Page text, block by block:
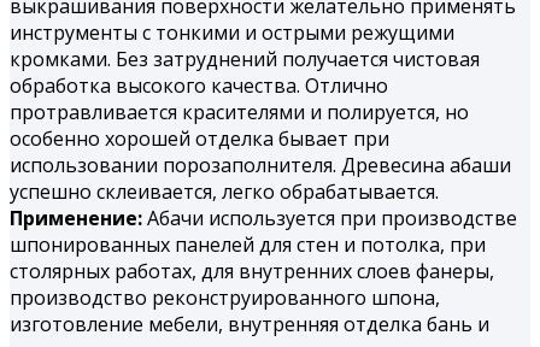
выкрашивания поверхности желательно применять
инструменты с тонкими и острыми режущими
кромками. Без затруднений получается чистовая
обработка высокого качества. Отлично
протравливается красителями и полируется, но
особенно хорошей отделка бывает при
использовании порозаполнителя. Древесина абаши
успешно склеивается, легко обрабатывается.
Применение:Абачи используется при производстве
шпонированных панелей для стен и потолка, при
столярных работах, для внутренних слоев фанеры,
производство реконструированного шпона,
изготовление мебели, внутренняя отделка бань и